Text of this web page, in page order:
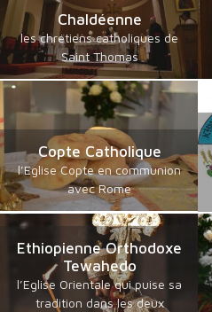
Chaldéenne
les chrétiens catholiques de
Saint Thomas
Copte Catholique
l’Eglise Copte en communion
avec Rome
Ethiopienne Orthodoxe
Tewahedo
l’Eglise Orientale qui puise sa
tradition dans les deux